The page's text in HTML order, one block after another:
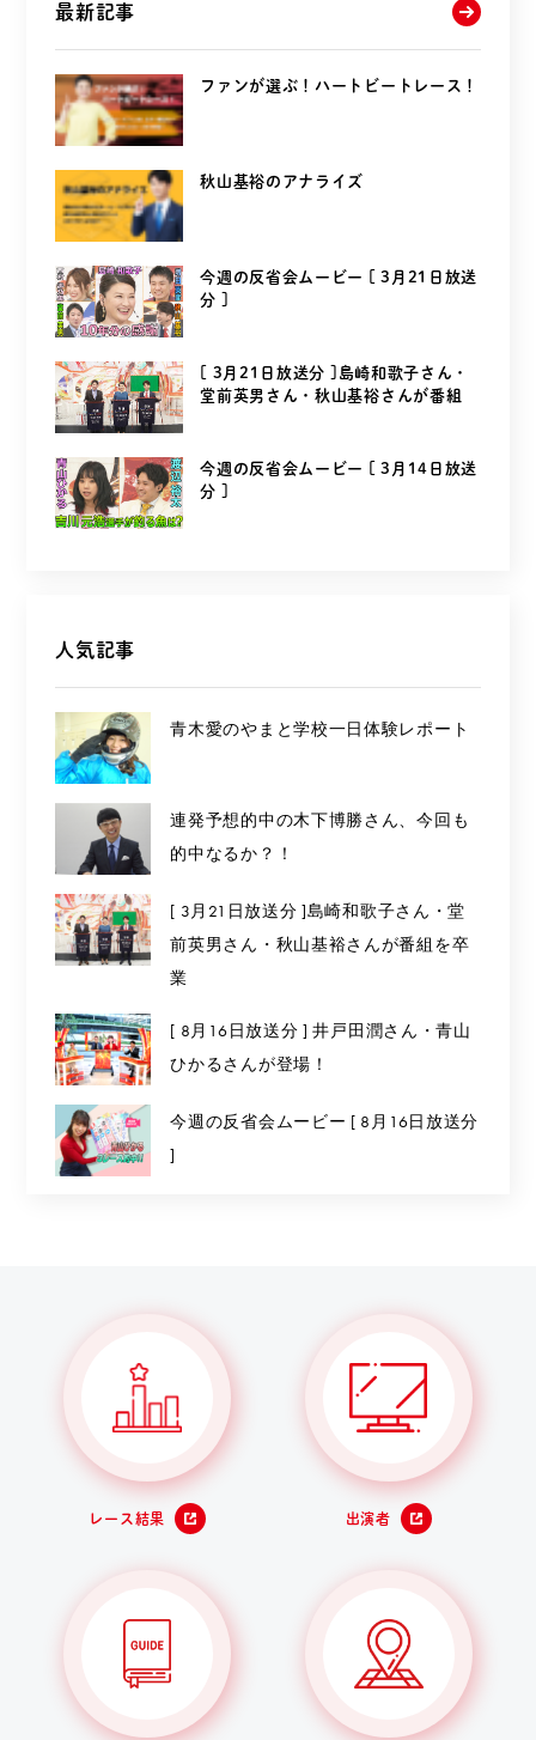
最新記事
ファンが選ぶ！ハートビートレース！
秋山基裕のアナライズ
今週の反省会ムービー [ 3月21日放送
分 ]
[ 3月21日放送分 ]島崎和歌子さん・
堂前英男さん・秋山基裕さんが番組
今週の反省会ムービー [ 3月14日放送
分 ]
人気記事
青木愛のやまと学校一日体験レポート
連発予想的中の木下博勝さん、今回も
的中なるか？！
[ 3月21日放送分 ]島崎和歌子さん・堂
前英男さん・秋山基裕さんが番組を卒
業
[ 8月16日放送分 ] 井戸田潤さん・青山
ひかるさんが登場！
今週の反省会ムービー [ 8月16日放送分
]
レース結果 出演者